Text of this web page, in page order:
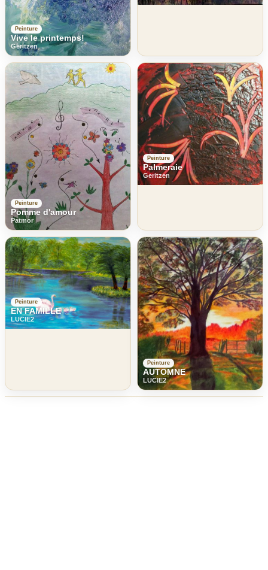
Peinture
Vive le printemps!
Geritzen
Peinture
Pomme d'amour
Patmor
Peinture
Palmeraie
Geritzen
Peinture
EN FAMILLE
LUCIE2
Peinture
AUTOMNE
LUCIE2